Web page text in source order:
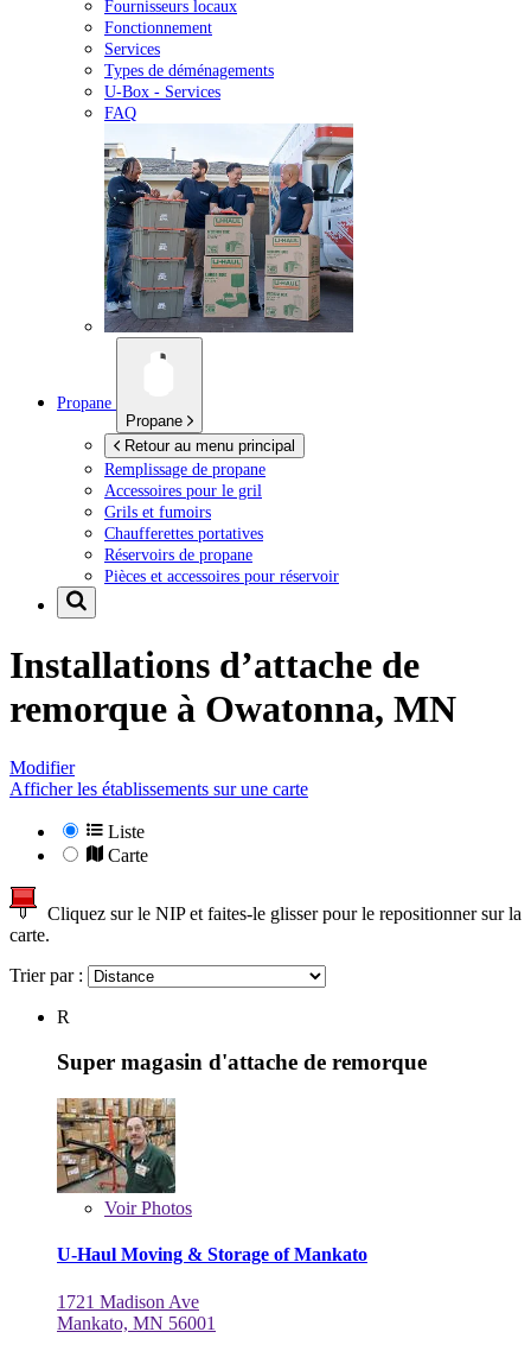
Fournisseurs locaux
Fonctionnement
Services
Types de déménagements
U-Box - Services
FAQ
Propane
Propane
Retour au menu principal
Remplissage de propane
Accessoires pour le gril
Grils et fumoirs
Chaufferettes portatives
Réservoirs de propane
Pièces et accessoires pour réservoir
Installations d’attache de
remorque à Owatonna, MN
Modifier
Afficher les établissements sur une carte
Liste
Carte
Cliquez sur le NIP et faites-le glisser pour le repositionner sur la
carte.
Trier par :
R
Super magasin d'attache de remorque
VoirPhotos
U-Haul Moving & Storage of Mankato
1721 Madison Ave
Mankato, MN 56001